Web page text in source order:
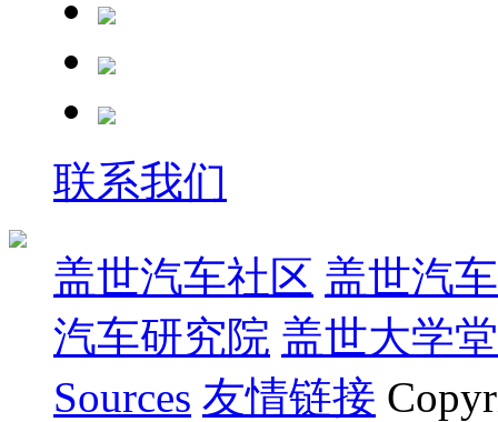
联系我们
盖世汽车社区 盖世汽
汽车研究院 盖世大学堂
Sources 友情链接